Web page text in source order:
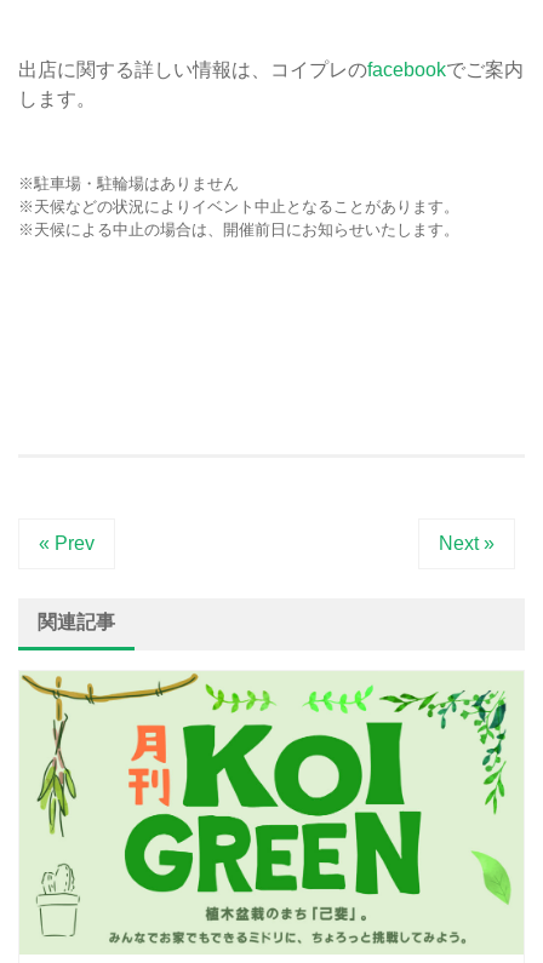
出店に関する詳しい情報は、コイプレのfacebookでご案内
します。
※駐車場・駐輪場はありません
※天候などの状況によりイベント中止となることがあります。
※天候による中止の場合は、開催前日にお知らせいたします。
« Prev Next »
関連記事